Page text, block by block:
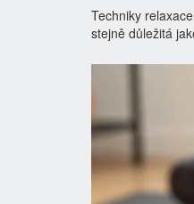
Techniky
stejně důležitá